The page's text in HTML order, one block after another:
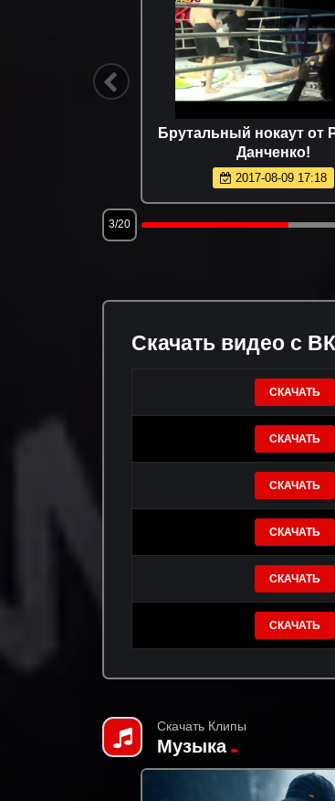
Брутальный нокаут от
Данченко!
2017-08-09 17:18
3/20
Скачать видео с
СКАЧАТЬ
СКАЧАТЬ
СКАЧАТЬ
СКАЧАТЬ
СКАЧАТЬ
СКАЧАТЬ
Скачать Клипы
Музыка